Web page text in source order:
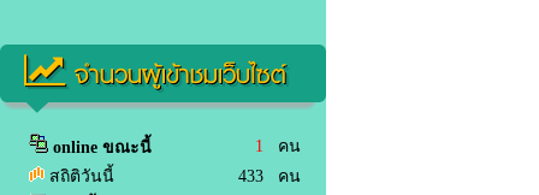
จำนวนผู้เข้าชมเว็บไซต์
online ขณะนี้ 1 คน
สถิติวันนี้
433 คน